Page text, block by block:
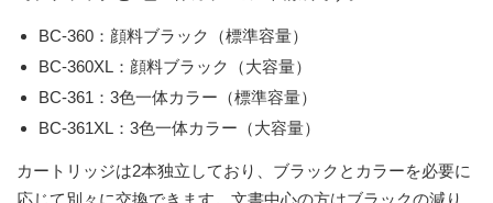
BC-360 ：顔料ブラック（標準容量）
BC-360XL ：顔料ブラック（大容量）
BC-361 ：3色一体カラー（標準容量）
BC-361XL ：3色一体カラー（大容量）
カートリッジは2本独立しており、ブラックとカラーを必要に